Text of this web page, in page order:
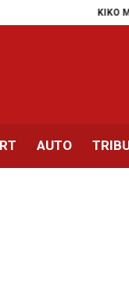
KIKO Milano
AUTO